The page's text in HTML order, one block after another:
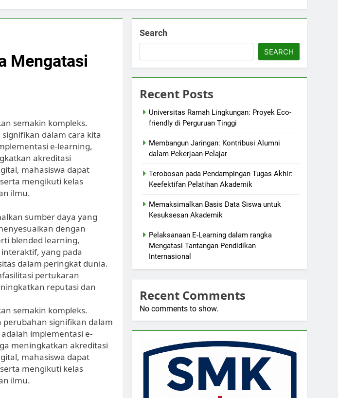
Mengatasi
semakin kompleks.
dalam cara kita
e-learning,
akreditasi
mahasiswa dapat
mengikuti kelas
ilmu.
sumber daya yang
dengan
blended learning,
yang pada
dalam peringkat dunia.
pertukaran
reputasi dan
semakin kompleks.
signifikan dalam
implementasi e-
meningkatkan akreditasi
mahasiswa dapat
mengikuti kelas
ilmu.
Search
SEARCH
Recent Posts
Universitas Ramah Lingkungan: Proyek Eco-
friendly di Perguruan Tinggi
Membangun Jaringan: Kontribusi Alumni
dalam Pekerjaan Pelajar
Terobosan pada Pendampingan Tugas Akhir:
Keefektifan Pelatihan Akademik
Memaksimalkan Basis Data Siswa untuk
Kesuksesan Akademik
Pelaksanaan E-Learning dalam rangka
Mengatasi Tantangan Pendidikan
Internasional
Recent Comments
No comments to show.